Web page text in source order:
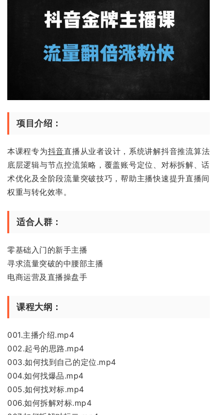
项目介绍：
本课程专为抖音直播从业者设计，系统讲解抖音推流算法
底层逻辑与节点控流策略，覆盖账号定位、对标拆解、话
术优化及全阶段流量突破技巧，帮助主播快速提升直播间
权重与转化效率。
适合人群：
零基础入门的新手主播
寻求流量突破的中腰部主播
电商运营及直播操盘手
课程大纲：
001.主播介绍.mp4
002.起号的思路.mp4
003.如何找到自己的定位.mp4
004.如何找爆品.mp4
005.如何找对标.mp4
006.如何拆解对标.mp4